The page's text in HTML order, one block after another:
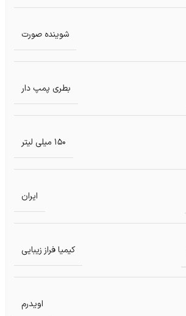
شوینده صورت
بطری پمپ دار
150 میلی لیتر
ایران
کیمیا فراز زیبایی
اویدرم